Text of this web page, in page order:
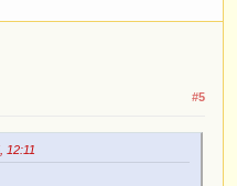
#5
12:11